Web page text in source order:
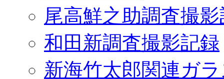
尾高鮮之助調査撮
和田新調査撮影記録
新海竹太郎関連ガ